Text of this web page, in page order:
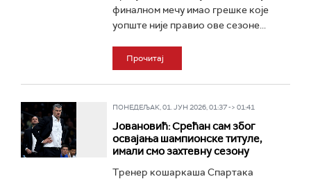
финалном мечу имао грешке које
уопште није правио ове сезоне...
Прочитај
ПОНЕДЕЉАК, 01. ЈУН 2026, 01:37 -> 01:41
Јовановић: Срећан сам због
освајања шампионске титуле,
имали смо захтевну сезону
Тренер кошаркаша Спартака